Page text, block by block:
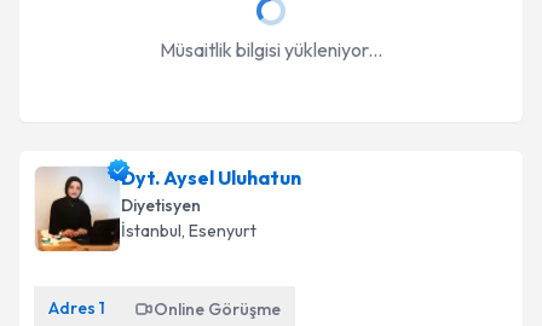
Müsaitlik bilgisi yükleniyor...
Dyt. Aysel Uluhatun
Diyetisyen
İstanbul, Esenyurt
Adres 1 Online Görüşme